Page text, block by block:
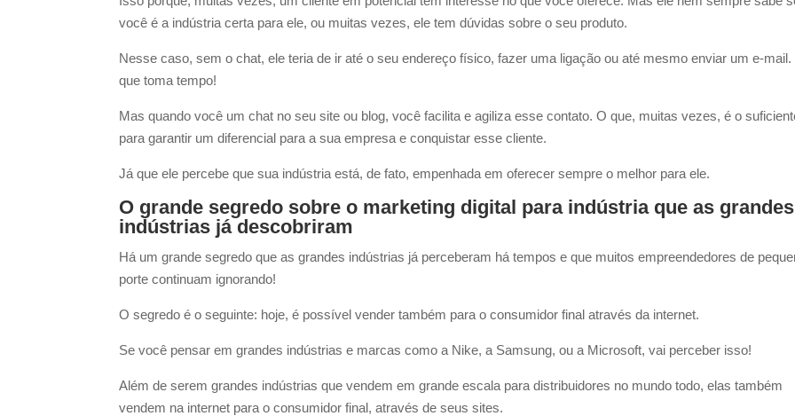
você é a indústria certa para ele, ou muitas vezes, ele tem dúvidas sobre o seu produto.
Nesse caso, sem o chat, ele teria de ir até o seu endereço físico, fazer uma ligação ou até mesmo enviar um e-mail.
que toma tempo!
Mas quando você um chat no seu site ou blog, você facilita e agiliza esse contato. O que, muitas vezes, é o
para garantir um diferencial para a sua empresa e conquistar esse cliente.
Já que ele percebe que sua indústria está, de fato, empenhada em oferecer sempre o melhor para ele.
O grande segredo sobre o marketing digital para indústria que as grandes
indústrias já descobriram
Há um grande segredo que as grandes indústrias já perceberam há tempos e que muitos empreendedores de
porte continuam ignorando!
O segredo é o seguinte: hoje, é possível vender também para o consumidor final através da internet.
Se você pensar em grandes indústrias e marcas como a Nike, a Samsung, ou a Microsoft, vai perceber isso!
Além de serem grandes indústrias que vendem em grande escala para distribuidores no mundo todo, elas também
vendem na internet para o consumidor final, através de seus sites.